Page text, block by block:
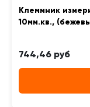
Клеммник
10мм.кв.,
744,46 руб